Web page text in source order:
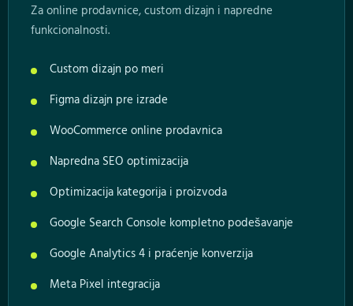
Za online prodavnice, custom dizajn i napredne
funkcionalnosti.
Custom dizajn po meri
Figma dizajn pre izrade
WooCommerce online prodavnica
Napredna SEO optimizacija
Optimizacija kategorija i proizvoda
Google Search Console kompletno podešavanje
Google Analytics 4 i praćenje konverzija
Meta Pixel integracija